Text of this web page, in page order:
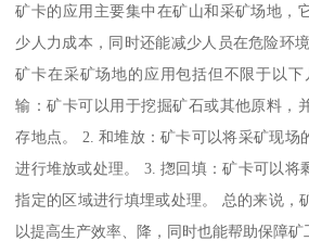
矿卡的应用主要集中在矿山和采矿场地，
少人力成本，同时还能减少人员在危险环
矿卡在采矿场地的应用包括但不限于以
输：矿卡可以用于挖掘矿石或其他原料，
存地点。 2. 和堆放：矿卡可以将采矿现场
进行堆放或处理。 3. 揔回填：矿卡可以将
指定的区域进行填埋或处理。 总的来说，
以提高生产效率、降，同时也能帮助保障矿